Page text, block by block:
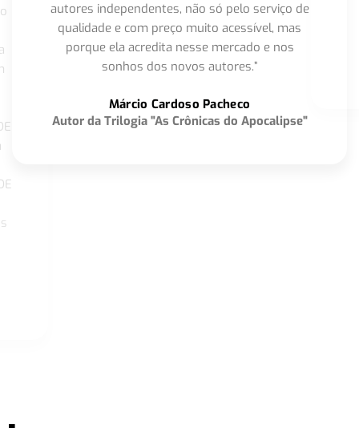
autores independentes, não só pelo serviço de
qualidade e com preço muito acessível, mas
porque ela acredita nesse mercado e nos
sonhos dos novos autores.”
Márcio Cardoso Pacheco
Autor da Trilogia "As Crônicas do Apocalipse"